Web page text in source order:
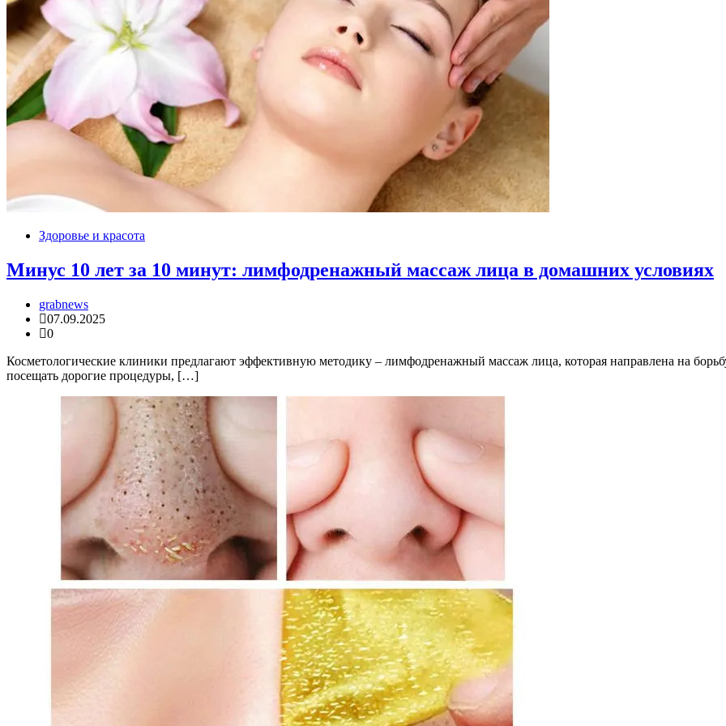
Здоровье и красота
Минус 10 лет за 10 минут: лимфодренажный массаж лица в домашних условиях
grabnews
07.09.2025
0
Косметологические клиники предлагают эффективную методику – лимфодренажный массаж лица, которая направлена на
посещать дорогие процедуры, […]